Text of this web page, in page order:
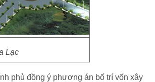
Lạc
phủ đồng ý phương án bố trí vốn xây